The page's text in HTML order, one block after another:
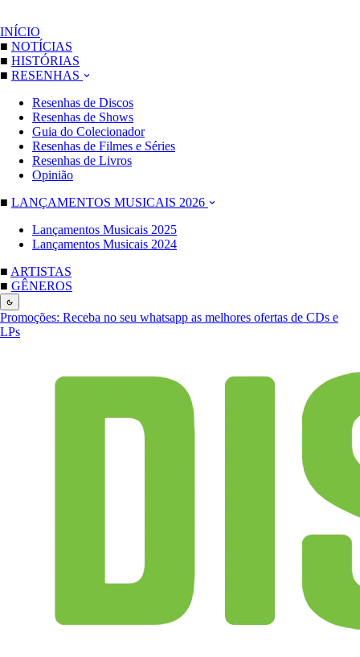
INÍCIO
■ NOTÍCIAS
■ HISTÓRIAS
■ RESENHAS
Resenhas de Discos
Resenhas de Shows
Guia do Colecionador
Resenhas de Filmes e Séries
Resenhas de Livros
Opinião
■ LANÇAMENTOS MUSICAIS 2026
Lançamentos Musicais 2025
Lançamentos Musicais 2024
■ ARTISTAS
■ GÊNEROS
Promoções: Receba no seu whatsapp as melhores ofertas de CDs e
LPs